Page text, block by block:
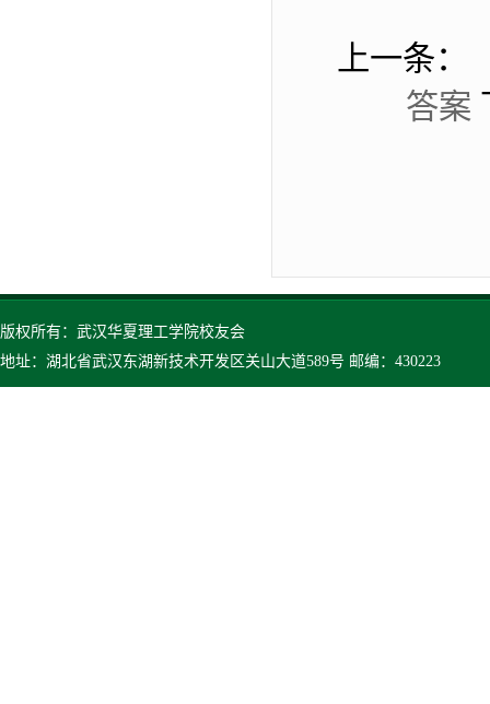
上一条：
答案
版权所有：武汉华夏理工学院校友会
地址：湖北省武汉东湖新技术开发区关山大道589号 邮编：430223